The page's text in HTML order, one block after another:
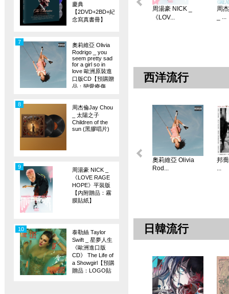
慶典
【2DVD+2BD+紀
念寫真書冊】
奧莉維亞 Olivia
Rodrigo _ you
seem pretty sad
for a girl so in
love 歐洲原裝進
口版CD【預購贈
品：戀愛療傷
7
周杰倫Jay Chou
_ 太陽之子
Children of the
sun (黑膠唱片)
8
周湯豪 NICK _
《LOVE RAGE
HOPE》平裝版
【內附贈品：霧
膜貼紙】
9
泰勒絲 Taylor
Swift _ 星夢人生
《歐洲進口版
CD》 The Life of
a Showgirl【預購
贈品：LOGO貼
10
周湯豪 NICK _
《LOV...
周
_ ...
西洋流行
奧莉維亞 Olivia
Rod...
邦
...
日韓流行